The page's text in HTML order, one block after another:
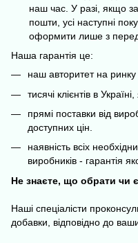
наш час. У разі, якщо
пошти, усі наступні
оформити лише з
Наша гарантія це:
наш авторитет на
тисячі клієнтів в
прямі поставки від
доступних цін.
наявність всіх
виробників - гарантія
Не знаєте, що обрати чи
Наші спеціалісти
добавки, відповідно до